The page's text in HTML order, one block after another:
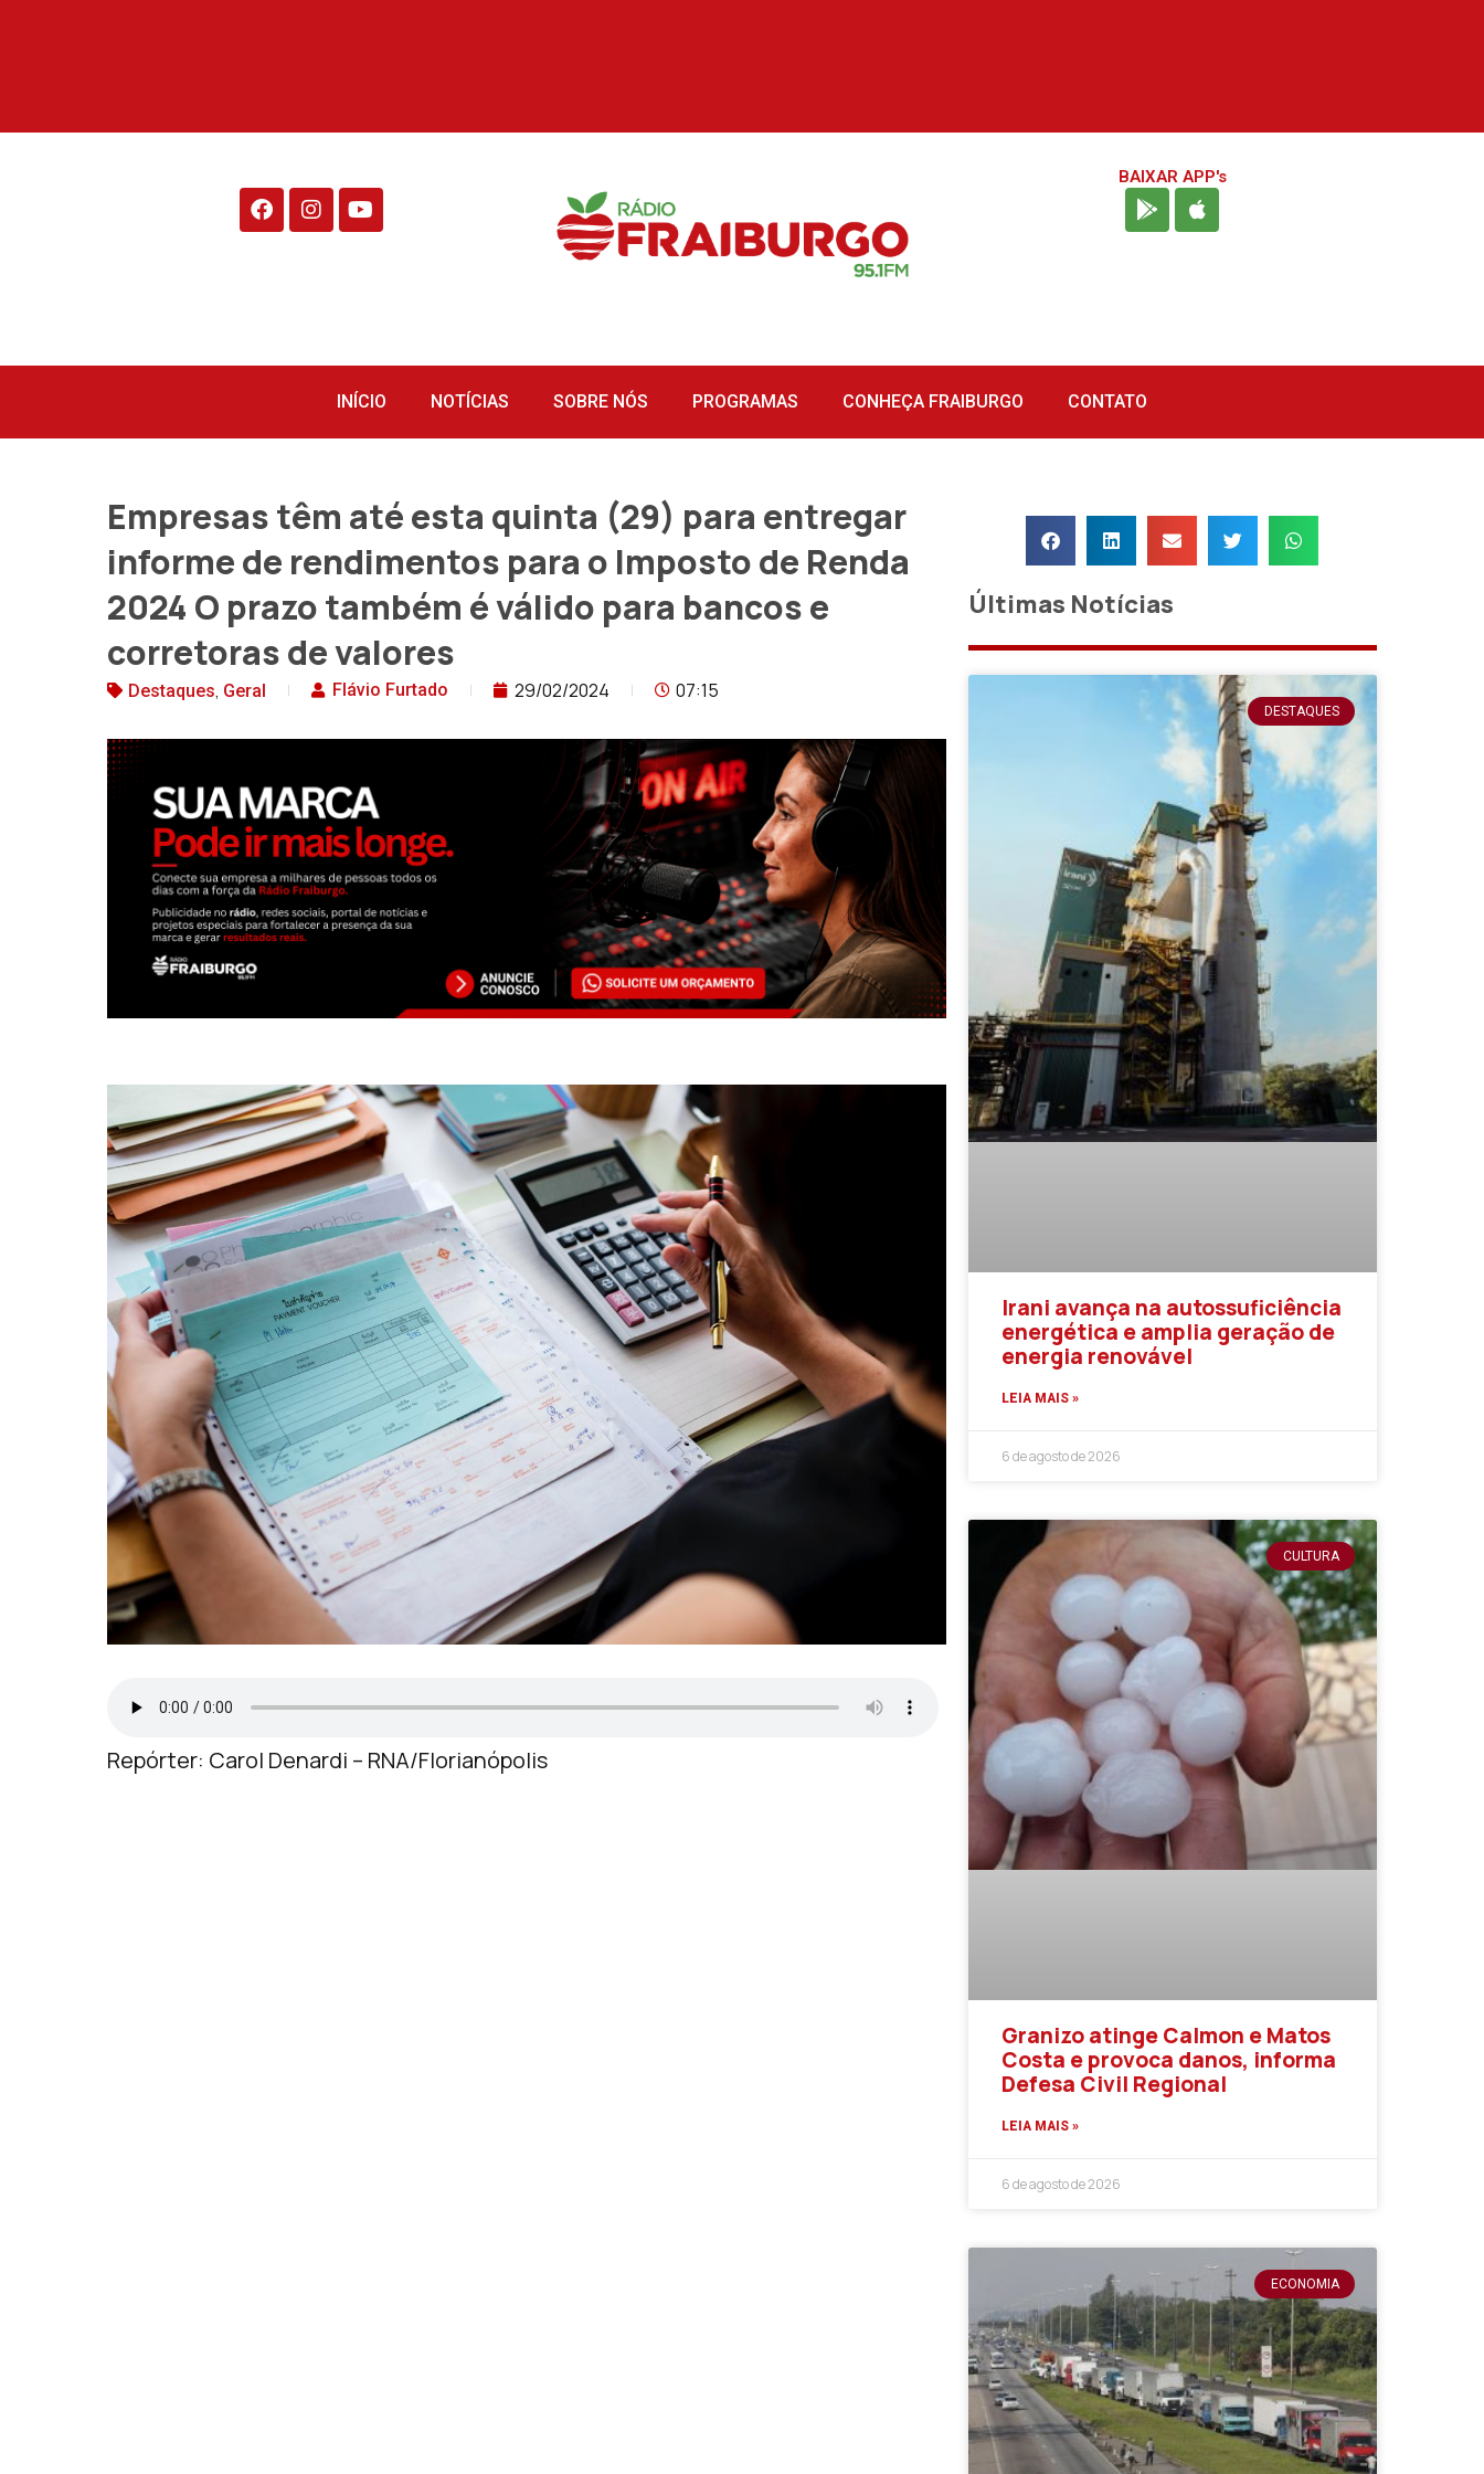
BAIXAR APP's
INÍCIO NOTÍCIAS SOBRE NÓS PROGRAMAS CONHEÇA FRAIBURGO CONTATO
Empresas têm até esta quinta (29) para entregar
informe de rendimentos para o Imposto de Renda
2024 O prazo também é válido para bancos e
corretoras de valores
Destaques, Geral Flávio Furtado 29/02/2024 07:15
Repórter: Carol Denardi – RNA/Florianópolis
Últimas Notícias
DESTAQUES
Irani avança na autossuficiência
energética e amplia geração de
energia renovável
LEIA MAIS »
6 de agosto de 2026
CULTURA
Granizo atinge Calmon e Matos
Costa e provoca danos, informa
Defesa Civil Regional
LEIA MAIS »
6 de agosto de 2026
ECONOMIA